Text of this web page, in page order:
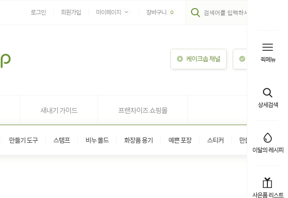
퀵메뉴
상세검색
이달의 레시피
사은품 리스트
로그인 회원가입 마이페이지 장바구니 0
케이크솝 채널 이용안내
새내기 가이드 프랜차이즈 쇼핑몰
만들기 도구 스탬프 비누 몰드 화장품 용기 예쁜 포장 스티커 만들기 키트